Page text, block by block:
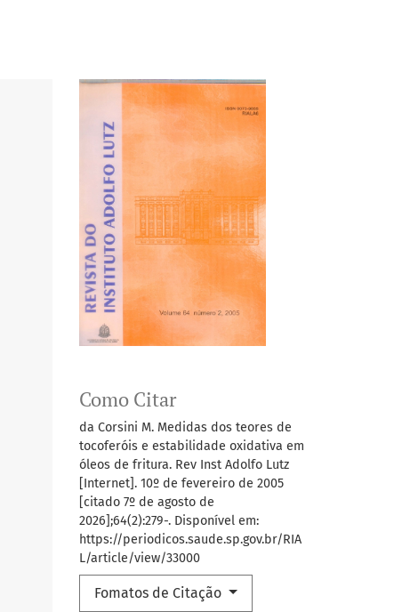
Como Citar
da Corsini M. Medidas dos teores de
tocoferóis e estabilidade oxidativa em
óleos de fritura. Rev Inst Adolfo Lutz
[Internet]. 10º de fevereiro de 2005
[citado 7º de agosto de
2026];64(2):279-. Disponível em:
https://periodicos.saude.sp.gov.br/RIA
L/article/view/33000
Fomatos de Citação